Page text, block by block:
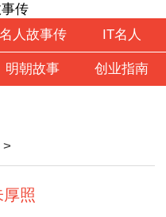
名人故事传 IT名人
明朝故事 创业指南
>
照